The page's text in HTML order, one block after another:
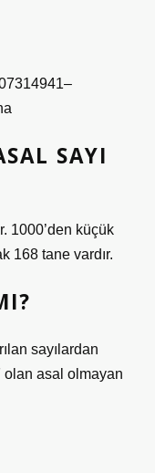
SAYI
1000’den küçük
168 tane vardır.
sayılardan
olan asal olmayan